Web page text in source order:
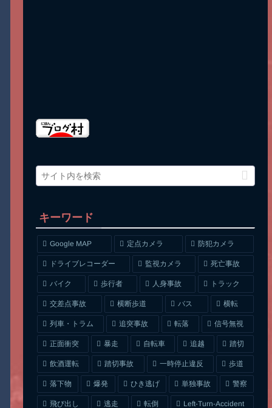
キーワード
Google MAP 定点カメラ 防犯カメラ
ドライブレコーダー 監視カメラ 死亡事故
バイク 歩行者 人身事故 トラック
交差点事故 横断歩道 バス 横転
列車・トラム 追突事故 転落 信号無視
正面衝突 暴走 自転車 追越 踏切
飲酒運転 踏切事故 一時停止違反 歩道
落下物 爆発 ひき逃げ 単独事故 警察
飛び出し 逃走 転倒 Left-Turn-Accident